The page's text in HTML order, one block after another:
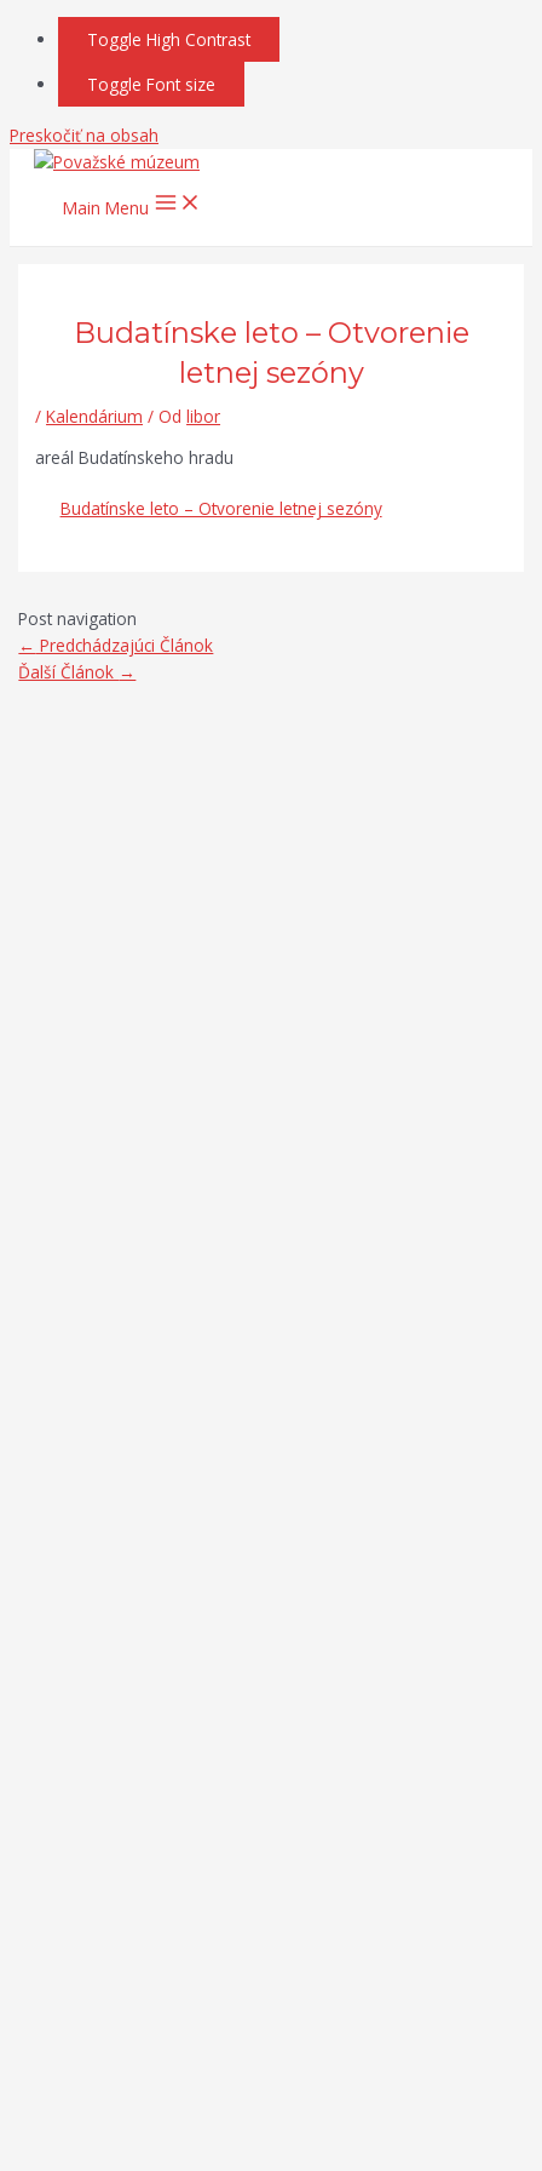
Toggle High Contrast
Toggle Font size
Preskočiť na obsah
Main Menu
Budatínske leto – Otvorenie
letnej sezóny
/Kalendárium / Od libor
areál Budatínskeho hradu
Budatínske leto – Otvorenie letnej sezóny
Post navigation
← Predchádzajúci Článok
Ďalší Článok →